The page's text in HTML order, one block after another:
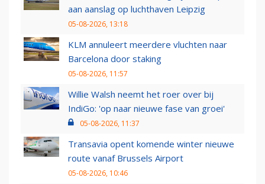
aan aanslag op luchthaven Leipzig
05-08-2026, 13:18
KLM annuleert meerdere vluchten naar
Barcelona door staking
05-08-2026, 11:57
Willie Walsh neemt het roer over bij
IndiGo: 'op naar nieuwe fase van groei'
05-08-2026, 11:37
Transavia opent komende winter nieuwe
route vanaf Brussels Airport
05-08-2026, 10:46